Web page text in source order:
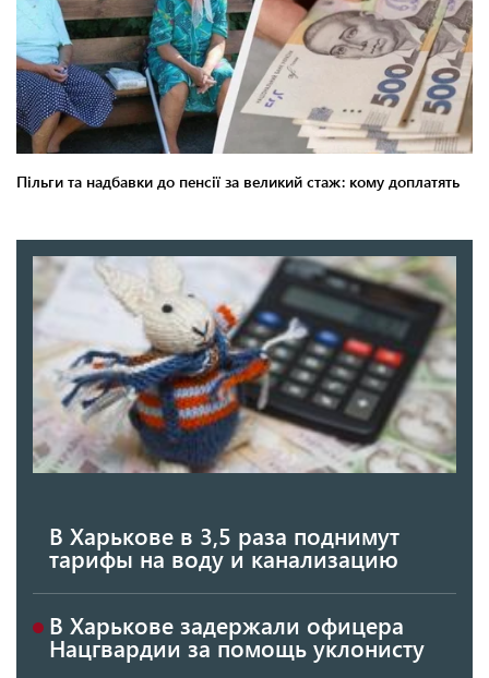
В Харькове в 3,5 раза поднимут
тарифы на воду и канализацию
В Харькове задержали офицера
Нацгвардии за помощь уклонисту